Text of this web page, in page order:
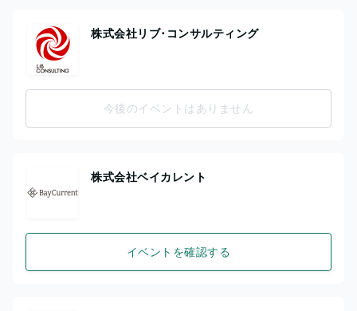
株式会社リブ･コンサルティング
今後のイベントはありません
株式会社ベイカレント
イベントを確認する